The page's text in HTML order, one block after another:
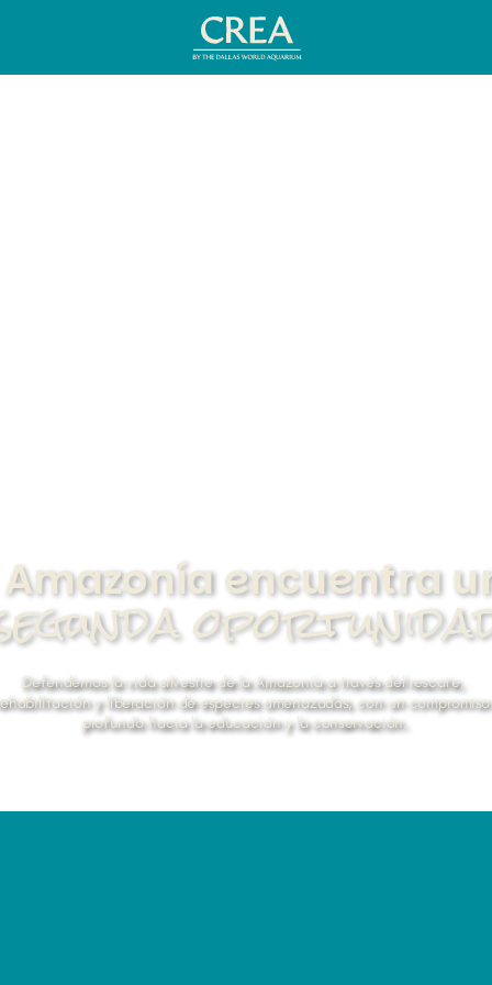
Amazonía encuentra
Defendemos la vida silvestre de la Amazonía a través del rescate,
y liberación de especies amenazadas, con un compromiso
profundo hacia la educación y la conservación.